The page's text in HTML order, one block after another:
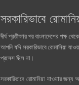
সরকারিভাবে
দীর্ঘ প্রতীক্ষার পর বাংলাদেশের পক্ষ
আপনি যদি সরকারিভাবে রোমানিয়া
প্রসেস ছিল না।
সরকারিভাবে রোমানিয়া যাওয়ার